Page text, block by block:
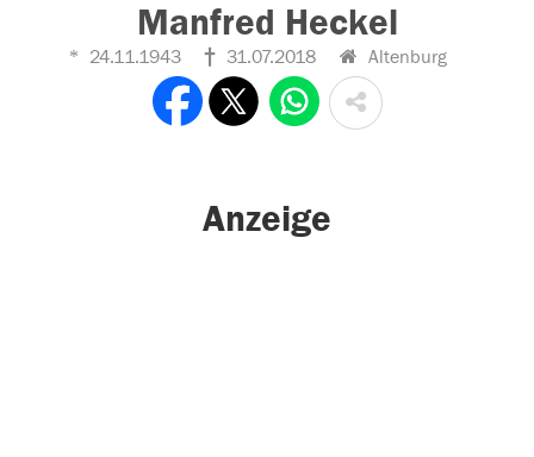
Manfred Heckel
24.11.1943 31.07.2018 Altenburg
Anzeige